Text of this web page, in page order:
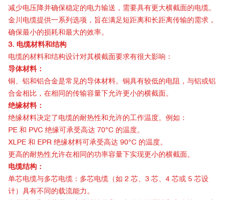
减少电压降并确保稳定的电力输送，需要具有更大横截面的电缆。
金川电缆提供一系列选项，旨在满足短距离和长距离传输的需求，
确保最小的损耗和最大的效率。
3. 电缆材料和结构
电缆的材料和结构设计对其横截面要求有很大影响：
导体材料：
铜、铝和铝合金是常见的导体材料。铜具有较低的电阻，与铝或铝
合金相比，在相同的传输容量下允许更小的横截面。
绝缘材料：
绝缘材料决定了电缆的耐热性和允许的工作温度。例如：
PE 和 PVC 绝缘可承受高达 70°C 的温度。
XLPE 和 EPR 绝缘材料可承受高达 90°C 的温度。
更高的耐热性允许在相同的功率容量下实现更小的横截面。
电缆结构：
单芯电缆与多芯电缆：多芯电缆（如 2 芯、3 芯、4 芯或 5 芯设
计）具有不同的载流能力。